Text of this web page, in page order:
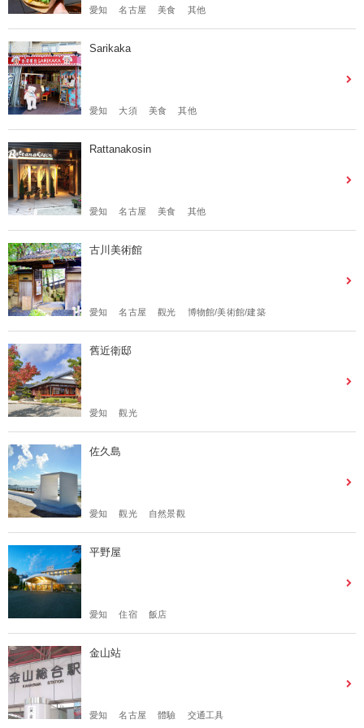
愛知 名古屋 美食 其他
Sarikaka
愛知 大須 美食 其他
Rattanakosin
愛知 名古屋 美食 其他
古川美術館
愛知 名古屋 觀光 博物館/美術館/建築
舊近衛邸
愛知 觀光
佐久島
愛知 觀光 自然景觀
平野屋
愛知 住宿 飯店
金山站
愛知 名古屋 體驗 交通工具